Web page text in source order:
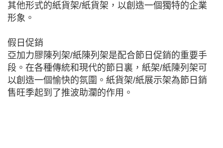
其他形式的紙貨架/紙貨架，以創造一個獨特的企業
形象。
假日促銷
亞加力膠陳列架/紙陳列架是配合節日促銷的重要手
段。在各種傳統和現代的節日裏，紙架/紙陳列架可
以創造一個愉快的氛圍。紙貨架/紙展示架為節日銷
售旺季起到了推波助瀾的作用。